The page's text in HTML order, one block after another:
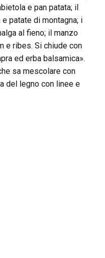
e pan patata; il
patate di montagna; i
al fieno; il manzo
e ribes. Si chiude con
ed erba balsamica».
sa mescolare con
del legno con linee e